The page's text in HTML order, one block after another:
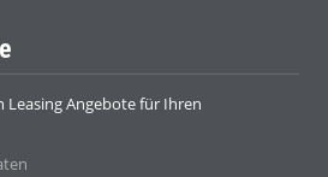
Leasing Angebote für Ihren